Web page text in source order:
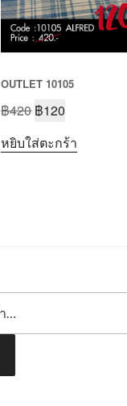
OUTLET 10105
฿420 ฿120
หยิบใส่ตะกร้า